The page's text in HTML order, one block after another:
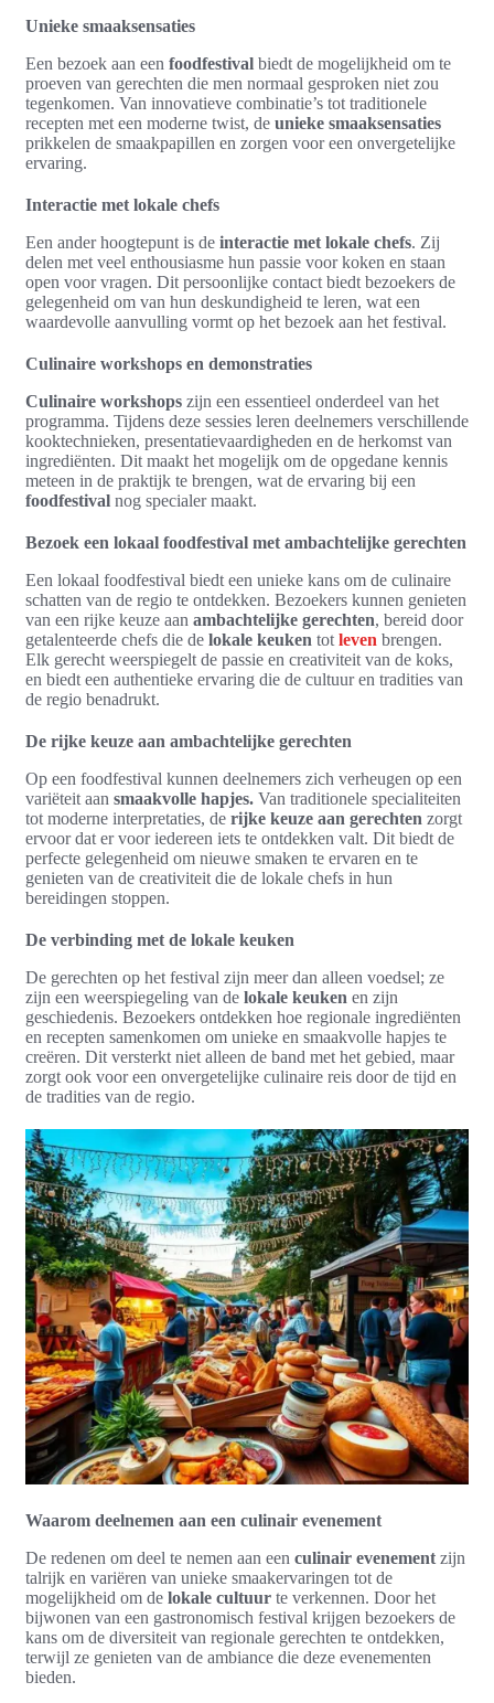
Unieke smaaksensaties
Een bezoek aan een foodfestival biedt de mogelijkheid om te
proeven van gerechten die men normaal gesproken niet zou
tegenkomen. Van innovatieve combinatie’s tot traditionele
recepten met een moderne twist, de unieke smaaksensaties
prikkelen de smaakpapillen en zorgen voor een onvergetelijke
ervaring.
Interactie met lokale chefs
Een ander hoogtepunt is de interactie met lokale chefs. Zij
delen met veel enthousiasme hun passie voor koken en staan
open voor vragen. Dit persoonlijke contact biedt bezoekers de
gelegenheid om van hun deskundigheid te leren, wat een
waardevolle aanvulling vormt op het bezoek aan het festival.
Culinaire workshops en demonstraties
Culinaire workshops zijn een essentieel onderdeel van het
programma. Tijdens deze sessies leren deelnemers verschillende
kooktechnieken, presentatievaardigheden en de herkomst van
ingrediënten. Dit maakt het mogelijk om de opgedane kennis
meteen in de praktijk te brengen, wat de ervaring bij een
foodfestival nog specialer maakt.
Bezoek een lokaal foodfestival met ambachtelijke gerechten
Een lokaal foodfestival biedt een unieke kans om de culinaire
schatten van de regio te ontdekken. Bezoekers kunnen genieten
van een rijke keuze aan ambachtelijke gerechten, bereid door
getalenteerde chefs die de lokale keuken tot leven brengen.
Elk gerecht weerspiegelt de passie en creativiteit van de koks,
en biedt een authentieke ervaring die de cultuur en tradities van
de regio benadrukt.
De rijke keuze aan ambachtelijke gerechten
Op een foodfestival kunnen deelnemers zich verheugen op een
variëteit aan smaakvolle hapjes. Van traditionele specialiteiten
tot moderne interpretaties, de rijke keuze aan gerechten zorgt
ervoor dat er voor iedereen iets te ontdekken valt. Dit biedt de
perfecte gelegenheid om nieuwe smaken te ervaren en te
genieten van de creativiteit die de lokale chefs in hun
bereidingen stoppen.
De verbinding met de lokale keuken
De gerechten op het festival zijn meer dan alleen voedsel; ze
zijn een weerspiegeling van de lokale keuken en zijn
geschiedenis. Bezoekers ontdekken hoe regionale ingrediënten
en recepten samenkomen om unieke en smaakvolle hapjes te
creëren. Dit versterkt niet alleen de band met het gebied, maar
zorgt ook voor een onvergetelijke culinaire reis door de tijd en
de tradities van de regio.
Waarom deelnemen aan een culinair evenement
De redenen om deel te nemen aan een culinair evenement zijn
talrijk en variëren van unieke smaakervaringen tot de
mogelijkheid om de lokale cultuur te verkennen. Door het
bijwonen van een gastronomisch festival krijgen bezoekers de
kans om de diversiteit van regionale gerechten te ontdekken,
terwijl ze genieten van de ambiance die deze evenementen
bieden.